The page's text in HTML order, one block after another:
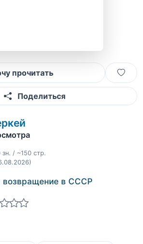
прочитать
Поделиться
зн. / ~150 стр.
возвращение в СССР